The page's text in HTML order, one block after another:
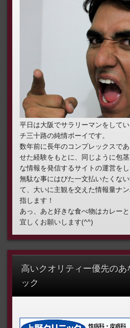
平日は大阪でサラリーマンをして
チ三十路の純情ボーイです。
数年前に長年のコンプレックスで
せた経験をもとに、同じように包
な情報を発信するサイトの運営をし
無駄な事にはびた一文払いたくな
て、大いに主観を交えた情報量ナ
指します！
あっ、あと好きな食べ物はカレーと
宜しくお願いします(^^)
高いクオリティー優先のあ
ック